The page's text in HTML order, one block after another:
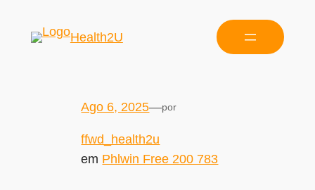
Health2U
Ago 6, 2025—por
ffwd_health2u
em Phlwin Free 200 783